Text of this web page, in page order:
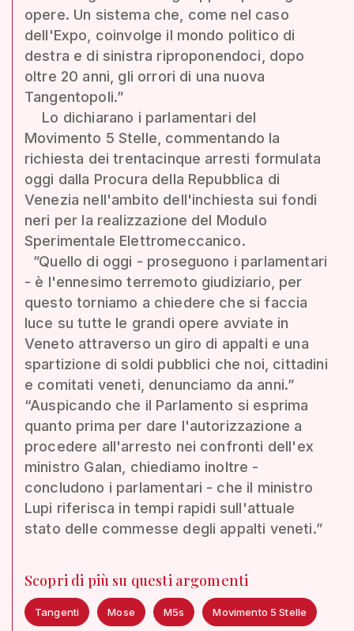
opere. Un sistema che, come nel caso
dell'Expo, coinvolge il mondo politico di
destra e di sinistra riproponendoci, dopo
oltre 20 anni, gli orrori di una nuova
Tangentopoli.”
Lo dichiarano i parlamentari del
Movimento 5 Stelle, commentando la
richiesta dei trentacinque arresti formulata
oggi dalla Procura della Repubblica di
Venezia nell'ambito dell'inchiesta sui fondi
neri per la realizzazione del Modulo
Sperimentale Elettromeccanico.
”Quello di oggi - proseguono i parlamentari
- è l'ennesimo terremoto giudiziario, per
questo torniamo a chiedere che si faccia
luce su tutte le grandi opere avviate in
Veneto attraverso un giro di appalti e una
spartizione di soldi pubblici che noi, cittadini
e comitati veneti, denunciamo da anni.”
“Auspicando che il Parlamento si esprima
quanto prima per dare l'autorizzazione a
procedere all'arresto nei confronti dell'ex
ministro Galan, chiediamo inoltre -
concludono i parlamentari - che il ministro
Lupi riferisca in tempi rapidi sull'attuale
stato delle commesse degli appalti veneti.”
Scopri di più su questi argomenti
Tangenti Mose M5s Movimento 5 Stelle